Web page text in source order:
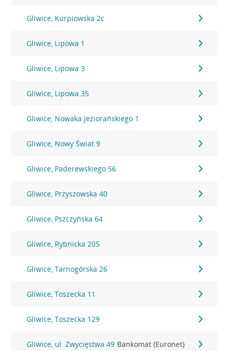
Gliwice, Kurpiowska 2c
Gliwice, Lipowa 1
Gliwice, Lipowa 3
Gliwice, Lipowa 35
Gliwice, Nowaka Jeziorańskiego 1
Gliwice, Nowy Świat 9
Gliwice, Paderewskiego 56
Gliwice, Przyszowska 40
Gliwice, Pszczyńska 64
Gliwice, Rybnicka 205
Gliwice, Tarnogórska 26
Gliwice, Toszecka 11
Gliwice, Toszecka 129
Gliwice, ul. Zwycięstwa 49 Bankomat (Euronet)